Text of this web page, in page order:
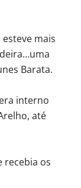
mais
Barata.
interno
até
recebia os